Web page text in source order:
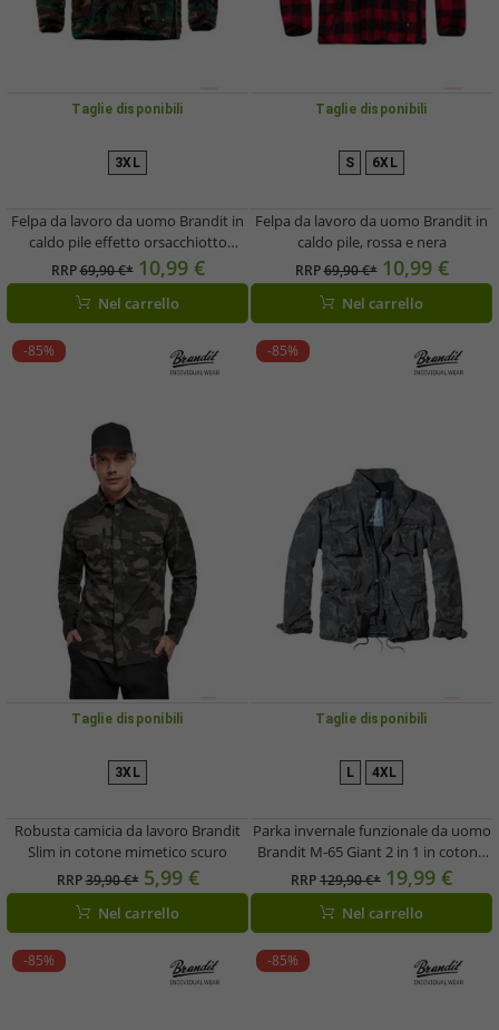
Taglie disponibili
3XL
Felpa da lavoro da uomo Brandit in
caldo pile effetto orsacchiotto
Woodland
RRP69,90 €* 10,99 €
Nel carrello
Taglie disponibili
S 6XL
Felpa da lavoro da uomo Brandit in
caldo pile, rossa e nera
RRP69,90 €* 10,99 €
Nel carrello
-85%
Taglie disponibili
3XL
Robusta camicia da lavoro Brandit
Slim in cotone mimetico scuro
RRP39,90 €* 5,99 €
Nel carrello
-85%
Taglie disponibili
L 4XL
Parka invernale funzionale da uomo
Brandit M-65 Giant 2 in 1 in cotone
mimetico scuro
RRP129,90 €* 19,99 €
Nel carrello
-85% -85%